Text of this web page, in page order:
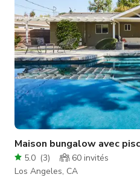
5.0 (3) 60 invités
Los Angeles, CA